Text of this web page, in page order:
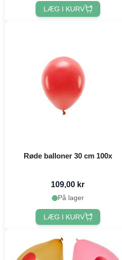
LÆG I KURV
Røde balloner 30 cm 100x
109,00 kr
På lager
LÆG I KURV